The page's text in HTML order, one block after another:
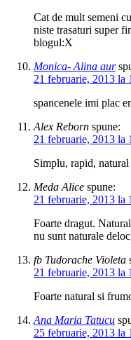
Cat de mult semeni
niste trasaturi super
blogul:X
Monica- Alina aur
21 februarie, 2013 la
spancenele imi plac
Alex Reborn spune:
21 februarie, 2013 la
Simplu, rapid,
Meda Alice spune:
21 februarie, 2013 la
Foarte dragut.
nu sunt naturale
fb Tudorache Violeta
21 februarie, 2013 la
Foarte natural si
Ana Maria Tatucu
25 februarie, 2013 la